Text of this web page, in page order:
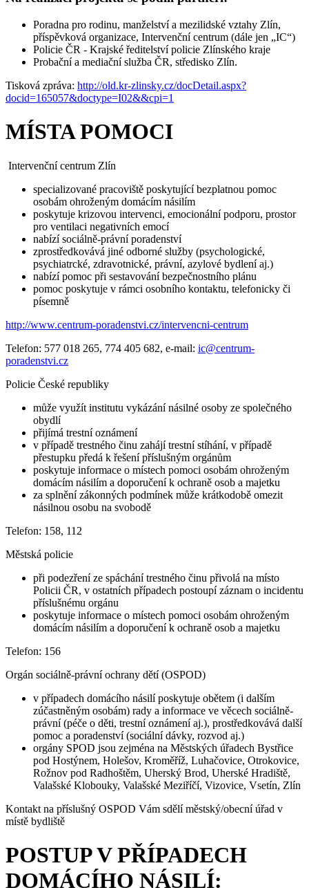
Poradna pro rodinu, manželství a mezilidské vztahy Zlín,
příspěvková organizace, Intervenční centrum (dále jen „IC“)
Policie ČR - Krajské ředitelství policie Zlínského kraje
Probační a mediační služba ČR, středisko Zlín.
Tisková zpráva: http://old.kr-zlinsky.cz/docDetail.aspx?
docid=165057&doctype=I02&&cpi=1
MÍSTA POMOCI
Intervenční centrum Zlín
specializované pracoviště poskytující bezplatnou pomoc
osobám ohroženým domácím násilím
poskytuje krizovou intervenci, emocionální podporu, prostor
pro ventilaci negativních emocí
nabízí sociálně-právní poradenství
zprostředkovává jiné odborné služby (psychologické,
psychiatrcké, zdravotnické, právní, azylové bydlení aj.)
nabízí pomoc při sestavování bezpečnostního plánu
pomoc poskytuje v rámci osobního kontaktu, telefonicky či
písemně
http://www.centrum-poradenstvi.cz/intervencni-centrum
Telefon: 577 018 265, 774 405 682, e-mail: ic@centrum-
poradenstvi.cz
Policie České republiky
může využít institutu vykázání násilné osoby ze společného
obydlí
přijímá trestní oznámení
v případě trestného činu zahájí trestní stíhání, v případě
přestupku předá k řešení příslušným orgánům
poskytuje informace o místech pomoci osobám ohroženým
domácím násilím a doporučení k ochraně osob a majetku
za splnění zákonných podmínek může krátkodobě omezit
násilnou osobu na svobodě
Telefon: 158, 112
Městská policie
při podezření ze spáchání trestného činu přivolá na místo
Policii ČR, v ostatních případech postoupí záznam o incidentu
příslušnému orgánu
poskytuje informace o místech pomoci osobám ohroženým
domácím násilím a doporučení k ochraně osob a majetku
Telefon: 156
Orgán sociálně-právní ochrany dětí (OSPOD)
v případech domácího násilí poskytuje obětem (i dalším
zúčastněným osobám) rady a informace ve věcech sociálně-
právní (péče o děti, trestní oznámení aj.), prostředkovává další
pomoc a poradenství (sociální dávky, rozvod aj.)
orgány SPOD jsou zejména na Městských úřadech Bystřice
pod Hostýnem, Holešov, Kroměříž, Luhačovice, Otrokovice,
Rožnov pod Radhoštěm, Uherský Brod, Uherské Hradiště,
Valašské Klobouky, Valašské Meziříčí, Vizovice, Vsetín, Zlín
Kontakt na příslušný OSPOD Vám sdělí městský/obecní úřad v
místě bydliště
POSTUP V PŘÍPADECH
DOMÁCÍHO NÁSILÍ: